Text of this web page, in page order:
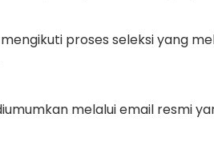
proses seleksi yang
melalui email resmi